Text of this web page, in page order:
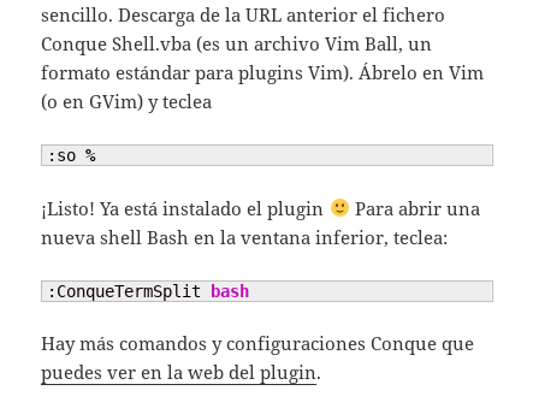
sencillo. Descarga de la URL anterior el fichero
Conque Shell.vba (es un archivo Vim Ball, un
formato estándar para plugins Vim). Ábrelo en Vim
(o en GVim) y teclea
:so %
¡Listo! Ya está instalado el plugin
Para abrir una
nueva shell Bash en la ventana inferior, teclea:
:ConqueTermSplit bash
Hay más comandos y configuraciones Conque que
puedes ver en la web del plugin.